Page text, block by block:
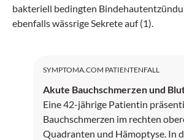
bakteriell bedingten
ebenfalls wässrige Sekrete auf (1).
SYMPTOMA.COM PATIENTENFALL
Akute Bauchschmerzen und
Eine 42-jährige Patientin
Bauchschmerzen im rechten
Quadranten und Hämoptyse. In